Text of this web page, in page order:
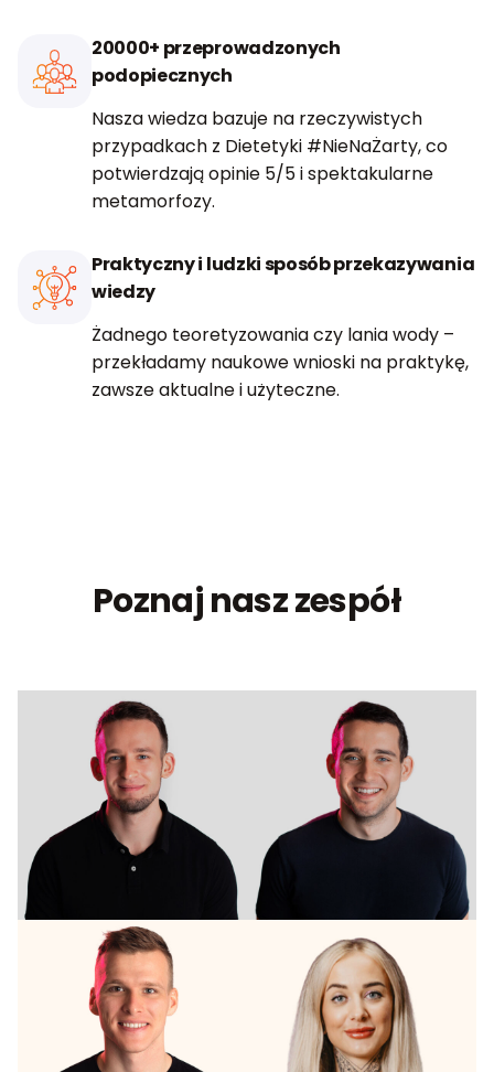
20000+ przeprowadzonych
podopiecznych
Nasza wiedza bazuje na rzeczywistych
przypadkach z Dietetyki #NieNaŻarty, co
potwierdzają opinie 5/5 i spektakularne
metamorfozy.
Praktyczny i ludzki sposób przekazywania
wiedzy
Żadnego teoretyzowania czy lania wody –
przekładamy naukowe wnioski na praktykę,
zawsze aktualne i użyteczne.
Poznaj nasz zespół
Wojciech
dr n. med. i n.
o zdr.
Arkadiusz